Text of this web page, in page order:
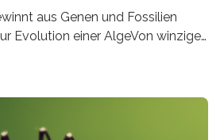
aus Genen und Fossilien
Evolution einer AlgeVon winzigen
zu den komplexesten
von Millionen Jahren